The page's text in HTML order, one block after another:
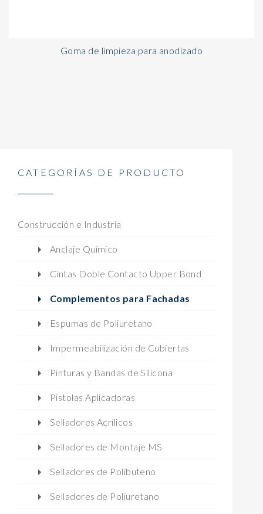
Goma de limpieza para anodizado
CATEGORÍAS DE PRODUCTO
Construcción e Industria
Anclaje Químico
Cintas Doble Contacto Upper Bond
Complementos para Fachadas
Espumas de Poliuretano
Impermeabilización de Cubiertas
Pinturas y Bandas de Silicona
Pistolas Aplicadoras
Selladores Acrílicos
Selladores de Montaje MS
Selladores de Polibuteno
Selladores de Poliuretano